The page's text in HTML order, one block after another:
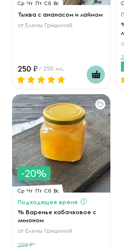
Ср Чт Пт Сб Вс
Тыква с ананасом и лаймом
от Елены Гришиной
250 / 250 мл.
-20%
Ср Чт Пт Сб Вс
Подходящее время
% Варенье кабачковое с
лимоном
от Елены Гришиной
298